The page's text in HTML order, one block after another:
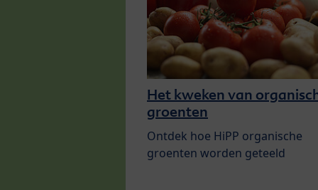
Het kweken van
groenten
Ontdek hoe HiPP organische
groenten worden geteeld